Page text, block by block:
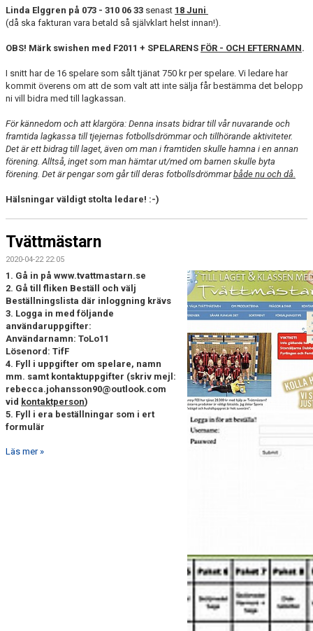
Linda Elggren på 073 - 310 06 33 senast 18 Juni
(då ska fakturan vara betald så självklart helst innan!).
OBS! Märk swishen med F2011 + SPELARENS FÖR - OCH EFTERNAMN.
I snitt har de 16 spelare som sålt tjänat 750 kr per spelare. Vi ledare har
kommit överens om att de som valt att inte sälja får bestämma det belopp
ni vill bidra med till lagkassan.
För kännedom och att klargöra: Denna insats bidrar till vår nuvarande och
framtida lagkassa till tjejernas fotbollsdrömmar och tillhörande aktiviteter.
Det är ett bidrag till laget, även om man i framtiden skulle hamna i en annan
förening. Alltså, inget som man hämtar ut/med om barnen skulle byta
förening. Det är pengar som går till deras fotbollsdrömmarbåde nu och då.
Hälsningar väldigt stolta ledare! :-)
Tvättmästarn
2020-04-22 22:05
1. Gå in på www.tvattmastarn.se
2. Gå till fliken Beställ och välj
Beställningslista där inloggning krävs
3. Logga in med följande
användaruppgifter:
Användarnamn: ToLo11
Lösenord: TifF
4. Fyll i uppgifter om spelare, namn
mm. samt kontaktuppgifter (skriv mejl:
rebecca.johansson90@outlook.com
vid kontaktperson)
5. Fyll i era beställningar som i ert
formulär
Läs mer »